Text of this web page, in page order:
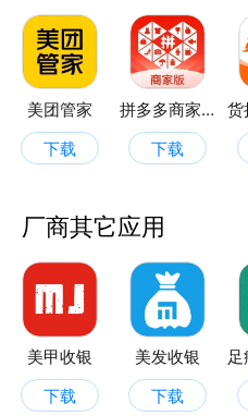
4、提供排号叫号服务
5、各类营业报表一应俱全
美团管家
下载
拼多多商家版
下载
厂商其它应用
美甲收银
下载
美发收银
下载